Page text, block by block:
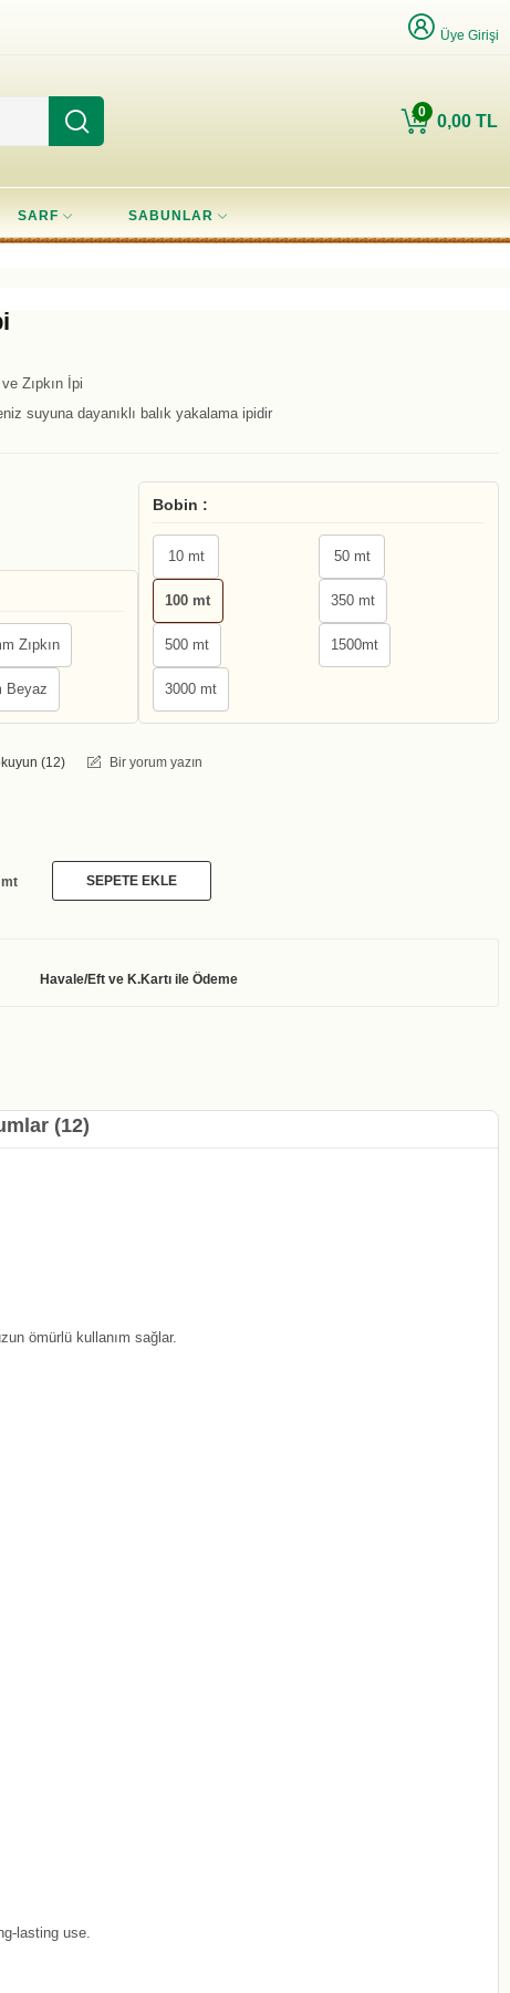
Üye Girişi
0,00 TL
0
SARF SABUNLAR
Zıpkın İpi
suyuna dayanıklı balık yakalama ipidir
Zıpkın
Beyaz
Bobin :
10 mt 50 mt
100 mt 350 mt
500 mt 1500mt
3000 mt
(12) Bir yorum yazın
SEPETE EKLE
(12)
ömürlü kullanım sağlar.
lasting use.